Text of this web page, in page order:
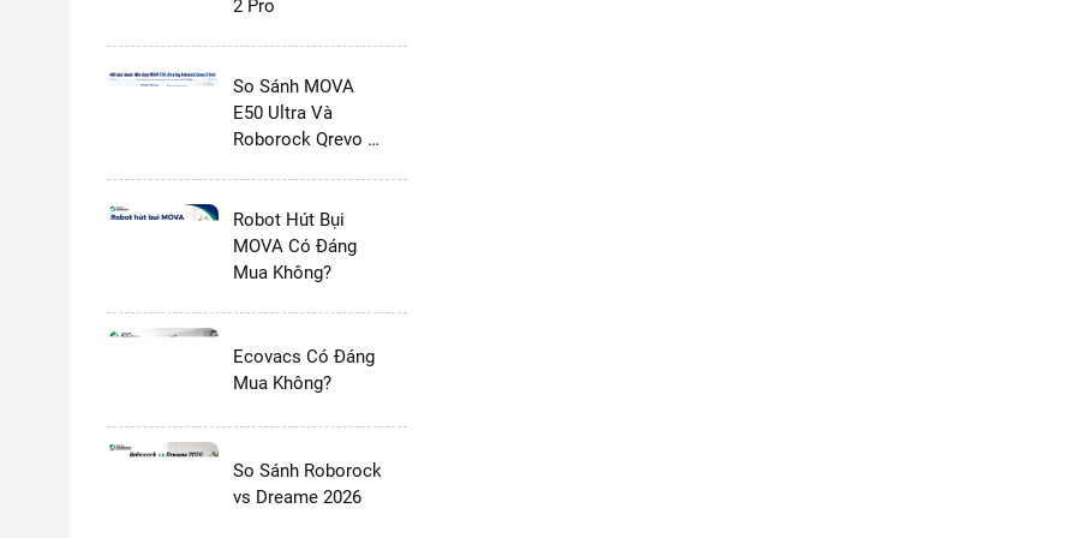
2 Pro
So Sánh MOVA
E50 Ultra Và
Roborock Qrevo S
Robot Hút Bụi
MOVA Có Đáng
Mua Không?
Ecovacs Có Đáng
Mua Không?
So Sánh Roborock
vs Dreame 2026